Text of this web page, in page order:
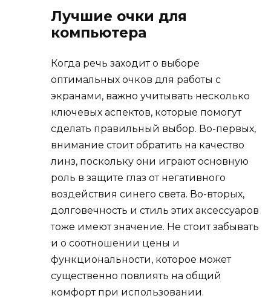
Лучшие очки для
компьютера
Когда речь заходит о выборе
оптимальных очков для работы с
экранами, важно учитывать несколько
ключевых аспектов, которые помогут
сделать правильный выбор. Во-первых,
внимание стоит обратить на качество
линз, поскольку они играют основную
роль в защите глаз от негативного
воздействия синего света. Во-вторых,
долговечность и стиль этих аксессуаров
тоже имеют значение. Не стоит забывать
и о соотношении цены и
функциональности, которое может
существенно повлиять на общий
комфорт при использовании.